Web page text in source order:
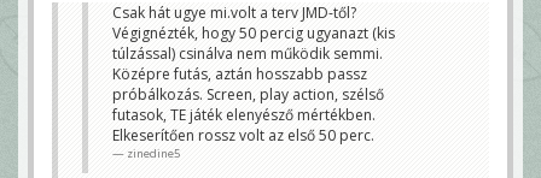
Csak hát ugye mi.volt a terv JMD-től?
Végignézték, hogy 50 percig ugyanazt (kis
túlzással) csinálva nem működik semmi.
Középre futás, aztán hosszabb passz
próbálkozás. Screen, play action, szélső
futasok, TE játék elenyésző mértékben.
Elkeserítően rossz volt az első 50 perc.
zinedine5